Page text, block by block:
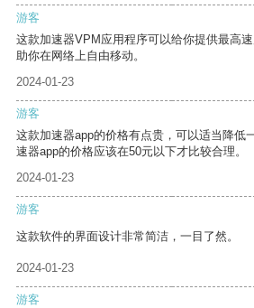
游客
这款加速器VPM应用程序可以给你提供最高
助你在网络上自由移动。
2024-01-23
游客
这款加速器app的价格有点贵，可以适当降低
速器app的价格应该在50元以下才比较合理。
2024-01-23
游客
这款软件的界面设计非常简洁，一目了然。
2024-01-23
游客